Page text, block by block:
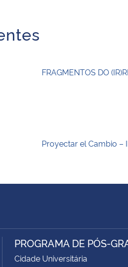
FRAGMENTOS DO
Proyectar el Cambio –
PROGRAMA DE PÓS-
Cidade Universitária